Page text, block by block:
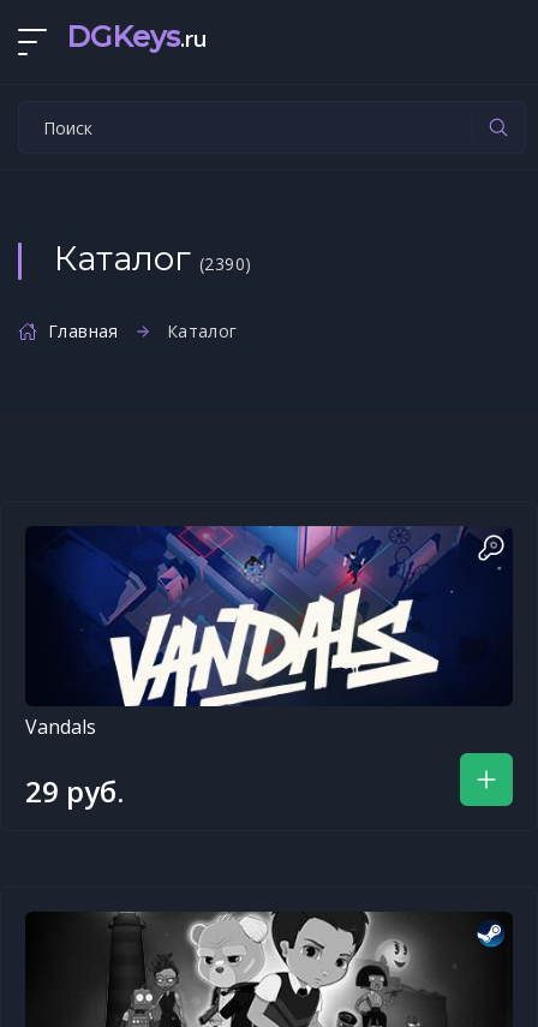
DGKeys.ru
Каталог (2390)
Главная Каталог
Vandals
29 руб.